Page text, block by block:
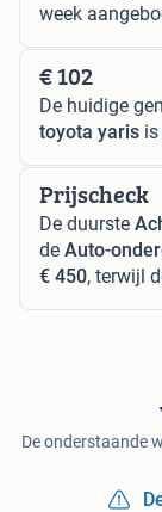
week
€ 102
De huidige
toyota yaris is
Prijscheck
De duurste
de Auto-
€ 450, terwijl
De onderstaande